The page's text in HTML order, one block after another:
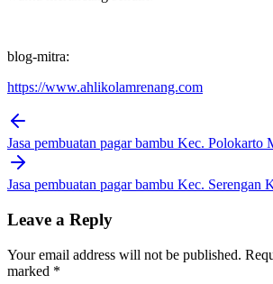
blog-mitra:
https://www.ahlikolamrenang.com
Post
navigation
Jasa pembuatan pagar bambu Kec. Polokarto
Jasa pembuatan pagar bambu Kec. Serengan
Leave a Reply
Your email address will not be published.
marked *